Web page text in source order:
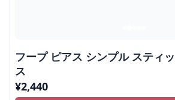
フープ ピアス シンプル スティ
ス
¥2,440